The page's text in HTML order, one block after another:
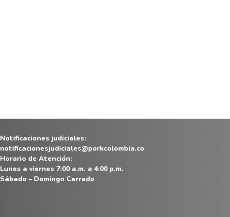
Notificaciones judiciales:
notificacionesjudiciales@porkcolombia.co
Horario de Atención:
Lunes a viernes 7:00 a.m. a 4:00 p.m.
Sábado – Domingo Cerrado